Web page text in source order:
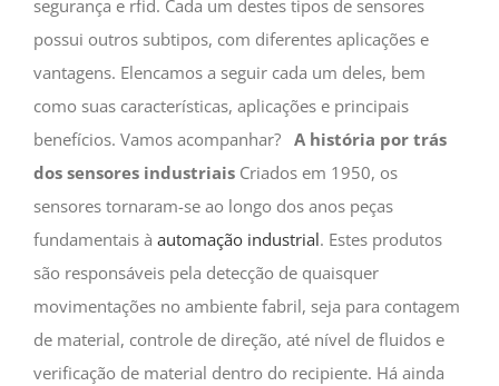
segurança e rfid. Cada um destes tipos de sensores
possui outros subtipos, com diferentes aplicações e
vantagens. Elencamos a seguir cada um deles, bem
como suas características, aplicações e principais
benefícios. Vamos acompanhar? A história por trás
dos sensores industriais Criados em 1950, os
sensores tornaram-se ao longo dos anos peças
fundamentais à automação industrial. Estes produtos
são responsáveis pela detecção de quaisquer
movimentações no ambiente fabril, seja para contagem
de material, controle de direção, até nível de fluidos e
verificação de material dentro do recipiente. Há ainda